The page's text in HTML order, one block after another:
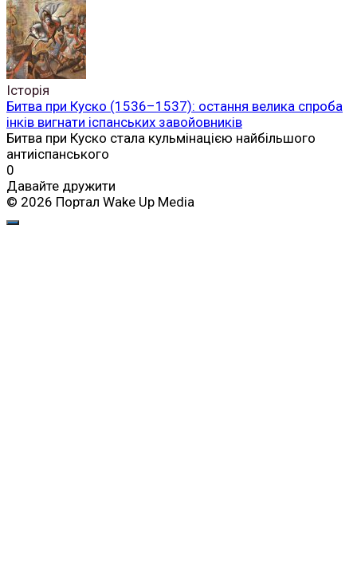
Історія
Битва при Куско (1536–1537): остання велика спроба
інків вигнати іспанських завойовників
Битва при Куско стала кульмінацією найбільшого
антиіспанського
0
Давайте дружити
© 2026 Портал Wake Up Media